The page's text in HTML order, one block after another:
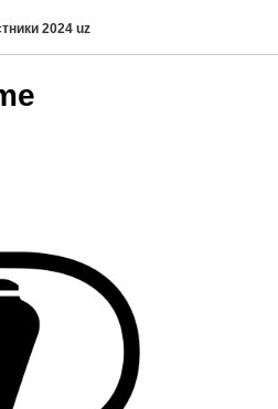
2024 uz